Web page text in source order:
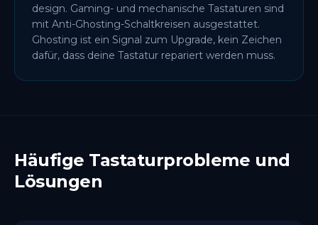
design. Gaming- und mechanische Tastaturen sind
mit Anti-Ghosting-Schaltkreisen ausgestattet.
Ghosting ist ein Signal zum Upgrade, kein Zeichen
dafür, dass deine Tastatur repariert werden muss.
Häufige Tastaturprobleme und
Lösungen